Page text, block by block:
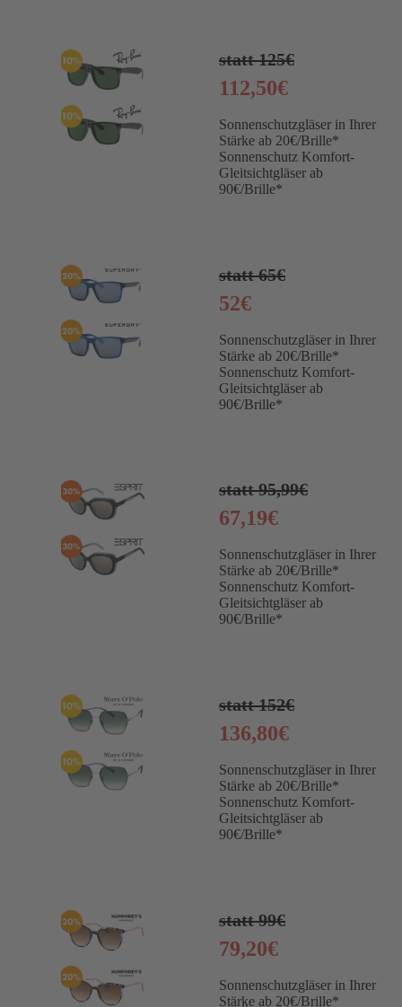
statt 125€
112,50€
Sonnenschutzgläser in Ihrer
Stärke ab 20€/Brille*
Sonnenschutz Komfort-
Gleitsichtgläser ab
90€/Brille*
statt 65€
52€
Sonnenschutzgläser in Ihrer
Stärke ab 20€/Brille*
Sonnenschutz Komfort-
Gleitsichtgläser ab
90€/Brille*
statt 95,99€
67,19€
Sonnenschutzgläser in Ihrer
Stärke ab 20€/Brille*
Sonnenschutz Komfort-
Gleitsichtgläser ab
90€/Brille*
statt 152€
136,80€
Sonnenschutzgläser in Ihrer
Stärke ab 20€/Brille*
Sonnenschutz Komfort-
Gleitsichtgläser ab
90€/Brille*
statt 99€
79,20€
Sonnenschutzgläser in Ihrer
Stärke ab 20€/Brille*